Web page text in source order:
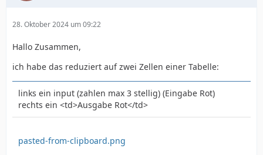
28. Oktober 2024 um 09:22
Hallo Zusammen,
ich habe das reduziert auf zwei Zellen einer Tabelle:
links ein input (zahlen max 3 stellig) (Eingabe Rot)
rechts ein <td>Ausgabe Rot</td>
pasted-from-clipboard.png